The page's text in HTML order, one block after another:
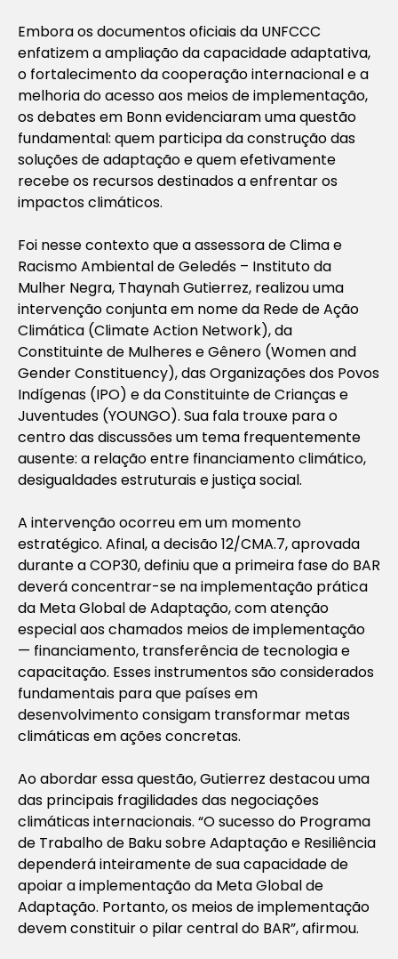
Embora os documentos oficiais da UNFCCC
enfatizem a ampliação da capacidade adaptativa,
o fortalecimento da cooperação internacional e a
melhoria do acesso aos meios de implementação,
os debates em Bonn evidenciaram uma questão
fundamental: quem participa da construção das
soluções de adaptação e quem efetivamente
recebe os recursos destinados a enfrentar os
impactos climáticos.
Foi nesse contexto que a assessora de Clima e
Racismo Ambiental de Geledés – Instituto da
Mulher Negra, Thaynah Gutierrez, realizou uma
intervenção conjunta em nome da Rede de Ação
Climática (Climate Action Network), da
Constituinte de Mulheres e Gênero (Women and
Gender Constituency), das Organizações dos Povos
Indígenas (IPO) e da Constituinte de Crianças e
Juventudes (YOUNGO). Sua fala trouxe para o
centro das discussões um tema frequentemente
ausente: a relação entre financiamento climático,
desigualdades estruturais e justiça social.
A intervenção ocorreu em um momento
estratégico. Afinal, a decisão 12/CMA.7, aprovada
durante a COP30, definiu que a primeira fase do BAR
deverá concentrar-se na implementação prática
da Meta Global de Adaptação, com atenção
especial aos chamados meios de implementação
— financiamento, transferência de tecnologia e
capacitação. Esses instrumentos são considerados
fundamentais para que países em
desenvolvimento consigam transformar metas
climáticas em ações concretas.
Ao abordar essa questão, Gutierrez destacou uma
das principais fragilidades das negociações
climáticas internacionais. “O sucesso do Programa
de Trabalho de Baku sobre Adaptação e Resiliência
dependerá inteiramente de sua capacidade de
apoiar a implementação da Meta Global de
Adaptação. Portanto, os meios de implementação
devem constituir o pilar central do BAR”, afirmou.